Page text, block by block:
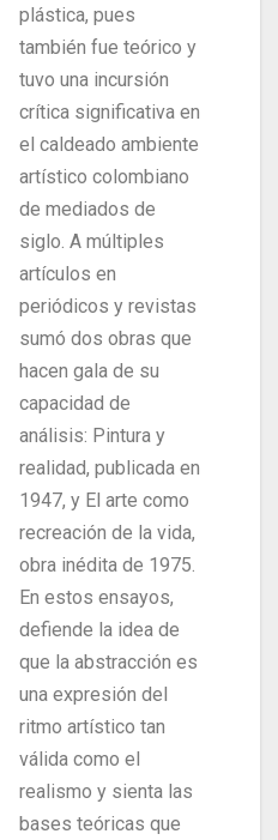
plástica, pues
también fue teórico y
tuvo una incursión
crítica significativa en
el caldeado ambiente
artístico colombiano
de mediados de
siglo. A múltiples
artículos en
periódicos y revistas
sumó dos obras que
hacen gala de su
capacidad de
análisis: Pintura y
realidad, publicada en
1947, y El arte como
recreación de la vida,
obra inédita de 1975.
En estos ensayos,
defiende la idea de
que la abstracción es
una expresión del
ritmo artístico tan
válida como el
realismo y sienta las
bases teóricas que